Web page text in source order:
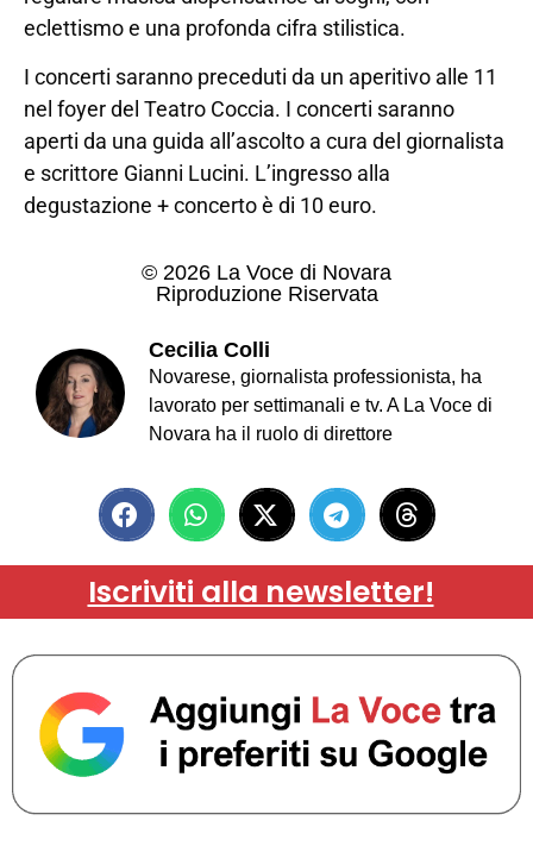
eclettismo e una profonda cifra stilistica.
I concerti saranno preceduti da un aperitivo alle 11
nel foyer del Teatro Coccia. I concerti saranno
aperti da una guida all’ascolto a cura del giornalista
e scrittore Gianni Lucini. L’ingresso alla
degustazione + concerto è di 10 euro.
© 2026 La Voce di Novara
Riproduzione Riservata
Cecilia Colli
Novarese, giornalista professionista, ha
lavorato per settimanali e tv. A La Voce di
Novara ha il ruolo di direttore
Iscriviti alla newsletter!